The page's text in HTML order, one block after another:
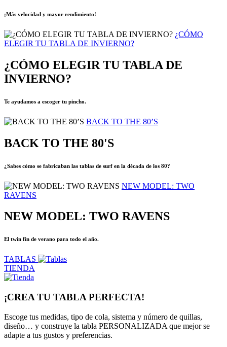
¡Más velocidad y mayor rendimiento!
¿CÓMO
ELEGIR TU TABLA DE INVIERNO?
¿CÓMO ELEGIR TU TABLA DE
INVIERNO?
Te ayudamos a escoger tu pincho.
BACK TO THE 80’S
BACK TO THE 80'S
¿Sabes cómo se fabricaban las tablas de surf en la década de los 80?
NEW MODEL: TWO
RAVENS
NEW MODEL: TWO RAVENS
El twin fin de verano para todo el año.
TABLAS
TIENDA
¡CREA TU TABLA PERFECTA!
Escoge tus medidas, tipo de cola, sistema y número de quillas,
diseño… y construye la tabla PERSONALIZADA que mejor se
adapte a tus gustos y preferencias.